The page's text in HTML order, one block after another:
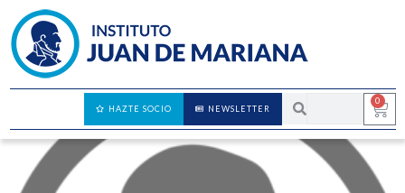
0
NEWSLETTER
HAZTE SOCIO